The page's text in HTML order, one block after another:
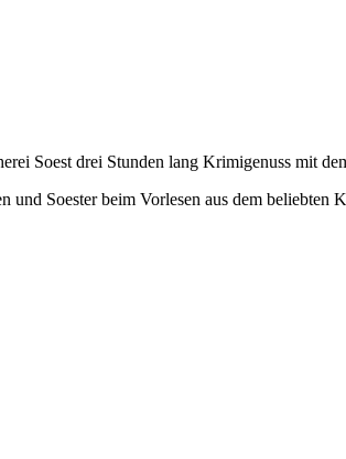
Soest drei Stunden lang Krimigenuss mit
und Soester beim Vorlesen aus dem